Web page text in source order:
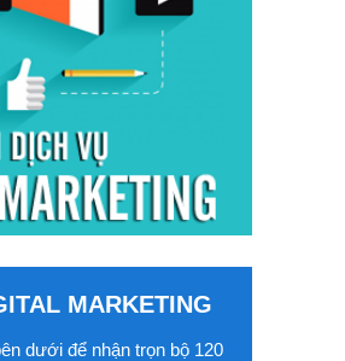
MARKETING
dưới để nhận trọn bộ 120